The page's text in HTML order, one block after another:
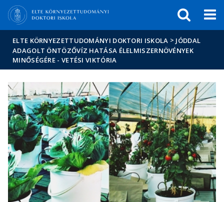
Hírek
Események
ELTE a
sajtóban
ELTE KÖRNYEZETTUDOMÁNYI DOKTORI ISKOLA > JÓDDAL
ADAGOLT ÖNTÖZŐVÍZ HATÁSA ÉLELMISZERNÖVÉNYEK
MINŐSÉGÉRE - VETÉSI VIKTÓRIA